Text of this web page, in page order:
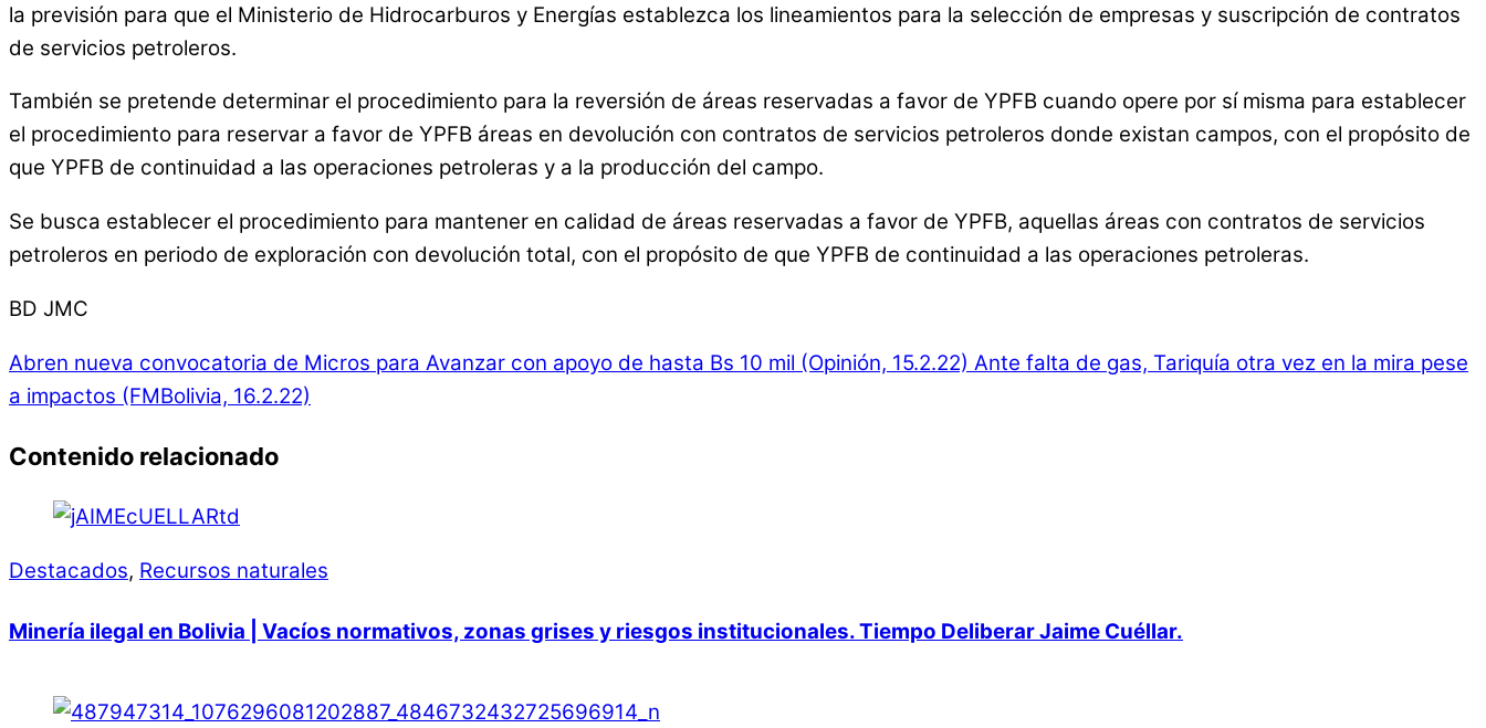
la previsión para que el Ministerio de Hidrocarburos y Energías establezca los lineamientos para la selección de empresas y suscripción de contratos
de servicios petroleros.
También se pretende determinar el procedimiento para la reversión de áreas reservadas a favor de YPFB cuando opere por sí misma para establecer
el procedimiento para reservar a favor de YPFB áreas en devolución con contratos de servicios petroleros donde existan campos, con el propósito de
que YPFB de continuidad a las operaciones petroleras y a la producción del campo.
Se busca establecer el procedimiento para mantener en calidad de áreas reservadas a favor de YPFB, aquellas áreas con contratos de servicios
petroleros en periodo de exploración con devolución total, con el propósito de que YPFB de continuidad a las operaciones petroleras.
BD JMC
Abren nueva convocatoria de Micros para Avanzar con apoyo de hasta Bs 10 mil (Opinión, 15.2.22) Ante falta de gas, Tariquía otra vez en la mira pese
a impactos (FMBolivia, 16.2.22)
Contenido relacionado
Destacados, Recursos naturales
Minería ilegal en Bolivia | Vacíos normativos, zonas grises y riesgos institucionales. Tiempo Deliberar Jaime Cuéllar.